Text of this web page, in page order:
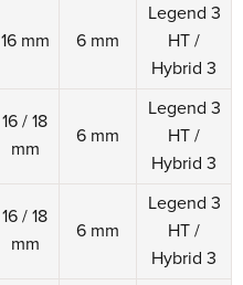
16 mm 6 mm
Legend 3
HT /
Hybrid 3
16 / 18
mm
6 mm
Legend 3
HT /
Hybrid 3
16 / 18
mm
6 mm
Legend 3
HT /
Hybrid 3